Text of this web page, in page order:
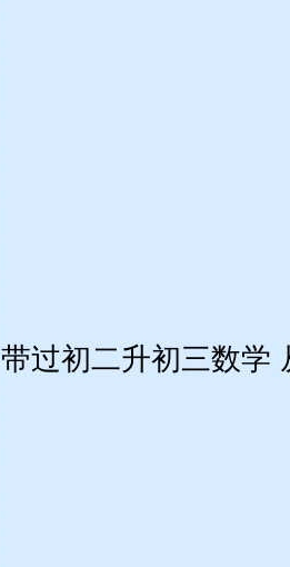
带过初二升初三数学